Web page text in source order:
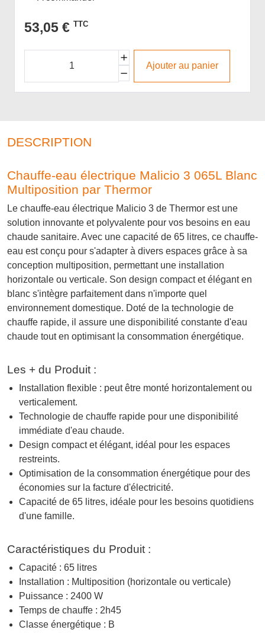
53,05 € TTC
Ajouter au panier
DESCRIPTION
Chauffe-eau électrique Malicio 3 065L Blanc
Multiposition par Thermor
Le chauffe-eau électrique Malicio 3 de Thermor est une
solution innovante et polyvalente pour vos besoins en eau
chaude sanitaire. Avec une capacité de 65 litres, ce chauffe-
eau est conçu pour s'adapter à divers espaces grâce à sa
conception multiposition, permettant une installation
horizontale ou verticale. Son design compact et élégant en
blanc s'intègre parfaitement dans n'importe quel
environnement domestique. Doté de la technologie de
chauffe rapide, il assure une disponibilité constante d'eau
chaude tout en optimisant la consommation énergétique.
Les + du Produit :
Installation flexible : peut être monté horizontalement ou
verticalement.
Technologie de chauffe rapide pour une disponibilité
immédiate d'eau chaude.
Design compact et élégant, idéal pour les espaces
restreints.
Optimisation de la consommation énergétique pour des
économies sur la facture d'électricité.
Capacité de 65 litres, idéale pour les besoins quotidiens
d'une famille.
Caractéristiques du Produit :
Capacité : 65 litres
Installation : Multiposition (horizontale ou verticale)
Puissance : 2400 W
Temps de chauffe : 2h45
Classe énergétique : B